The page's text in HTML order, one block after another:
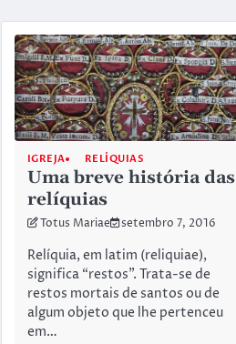
IGREJA RELÍQUIAS
Uma breve história das
relíquias
Totus Mariae setembro 7, 2016
Relíquia, em latim (reliquiae),
significa “restos”. Trata-se de
restos mortais de santos ou de
algum objeto que lhe pertenceu
em…